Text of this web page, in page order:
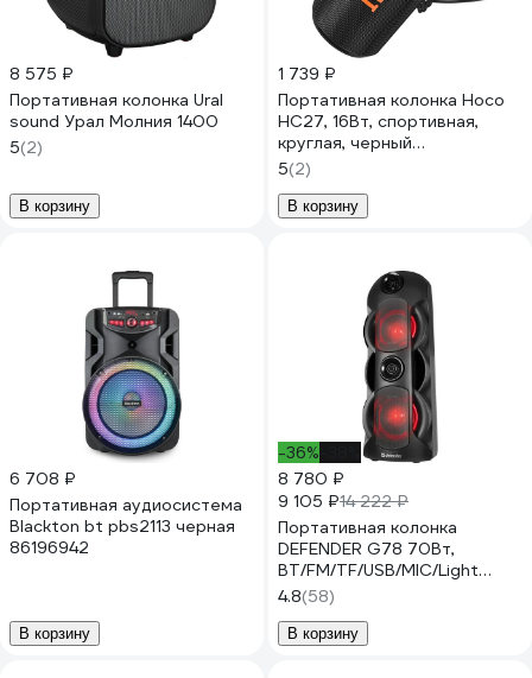
8 575 ₽
Портативная колонка Ural
sound Урал Молния 1400
5(2)
В корзину
1 739 ₽
Портативная колонка Hoco
HC27, 16Вт, спортивная,
круглая, черный
6942007641333
5(2)
В корзину
6 708 ₽
Портативная аудиосистема
Blackton bt pbs2113 черная
86196942
В корзину
-36%
8 780 ₽
9 105 ₽14 222 ₽
Портативная колонка
DEFENDER G78 70Вт,
BT/FM/TF/USB/MIC/Light
65178
4.8(58)
В корзину